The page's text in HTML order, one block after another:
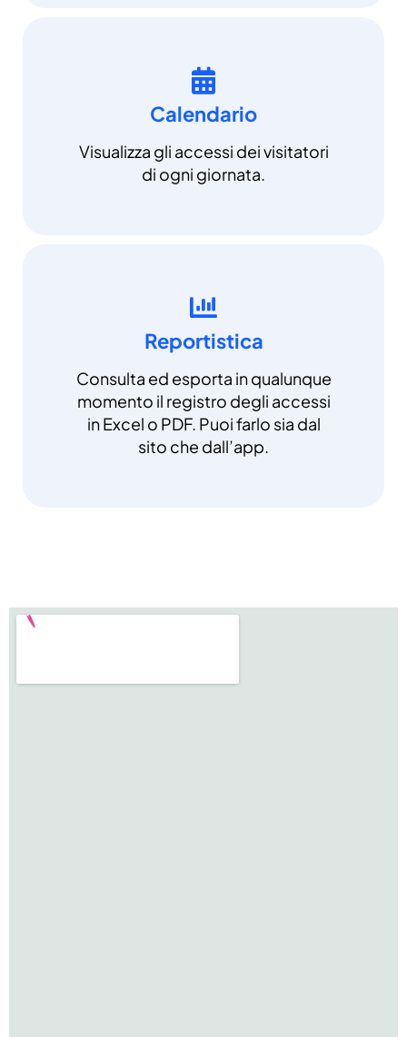
Calendario
Visualizza gli accessi dei visitatori
di ogni giornata.
Reportistica
Consulta ed esporta in qualunque
momento il registro degli accessi
in Excel o PDF. Puoi farlo sia dal
sito che dall’app.